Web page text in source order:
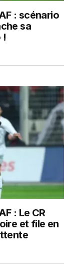
: scénario
sa
!
: Le CR
et file en